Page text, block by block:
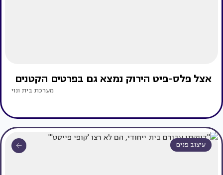
אצל פלס-פיט הירוק נמצא גם בפרטים הקטנים
מערכת בית ונוי
עיצוב פנים